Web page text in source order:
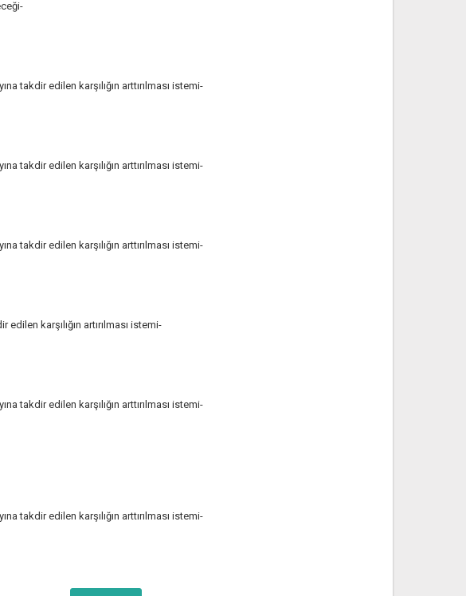
takdir edilen karşılığın arttırılması istemi-
takdir edilen karşılığın arttırılması istemi-
takdir edilen karşılığın arttırılması istemi-
karşılığın artırılması istemi-
takdir edilen karşılığın arttırılması istemi-
takdir edilen karşılığın arttırılması istemi-